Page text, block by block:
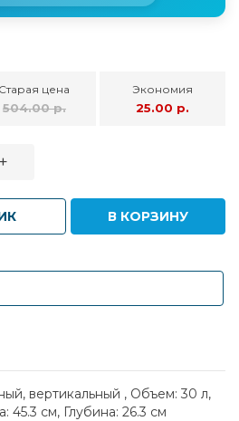
Старая цена
504.00 р.
Экономия
25.00 р.
+
В КОРЗИНУ
вертикальный , Объем: 30 л,
45.3 см, Глубина: 26.3 см